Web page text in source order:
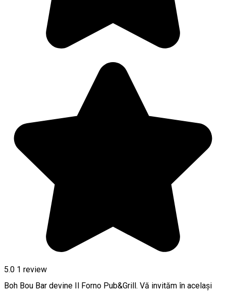
5.0 1 review
Boh Bou Bar devine Il Forno Pub&Grill. Vă invităm în același